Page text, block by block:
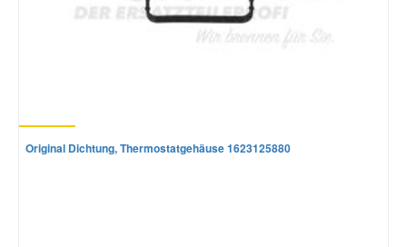
Original Dichtung, Thermostatgehäuse 1623125880